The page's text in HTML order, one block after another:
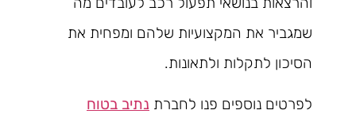
שמגביר את המקצועיות שלהם ומפחית את
הסיכון לתקלות ולתאונות.
לפרטים נוספים פנו לחברת נתיב בטוח